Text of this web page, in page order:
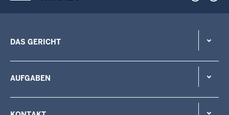
DAS GERICHT
AUFGABEN